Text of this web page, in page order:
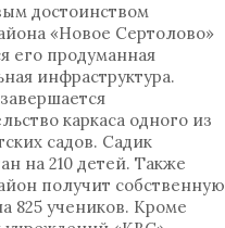
достоинством
«Новое Сертолово»
его продуманная
инфраструктура.
каркаса одного из
садов. Садик
на 210 детей. Также
получит собственную
825 учеников. Кроме